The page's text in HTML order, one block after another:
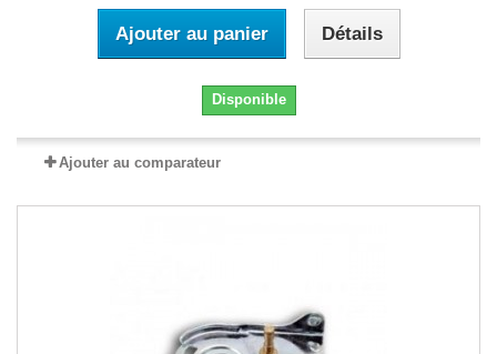
Ajouter au panier Détails
Disponible
Ajouter au comparateur